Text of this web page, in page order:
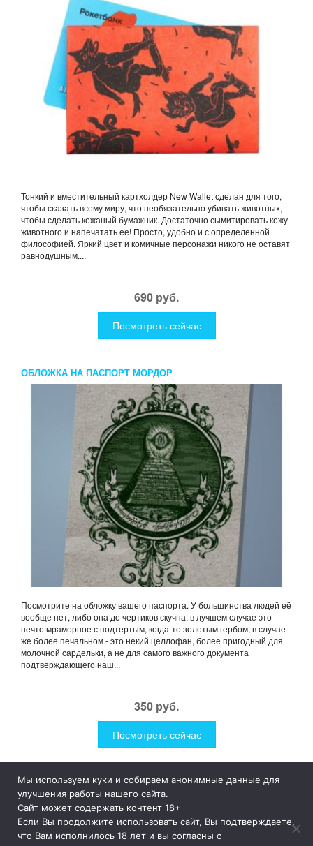
Тонкий и вместительный картхолдер New Wallet сделан для того,
чтобы сказать всему миру, что необязательно убивать животных,
чтобы сделать кожаный бумажник. Достаточно сымитировать кожу
животного и напечатать ее! Просто, удобно и с определенной
философией. Яркий цвет и комичные персонажи никого не оставят
равнодушным....
690 руб.
Посмотреть сейчас
ОБЛОЖКА НА ПАСПОРТ МОРДОР
Посмотрите на обложку вашего паспорта. У большинства людей её
вообще нет, либо она до чертиков скучна: в лучшем случае это
нечто мраморное с подтертым, когда-то золотым гербом, в случае
же более печальном - это некий целлофан, более пригодный для
молочной сардельки, а не для самого важного документа
подтверждающего наш...
350 руб.
Посмотреть сейчас
1Like
© 20191Like– это необычные и прикольные подарки для
дома и улицы, интересная посуда, уникальные и необычные
Мы используем куки и собираем анонимные данные для
улучшения работы нашего сайта.
Сайт может содержать контент 18+
Если Вы продолжите использовать сайт, Вы подтверждаете,
что Вам исполнилось 18 лет и вы согласны с